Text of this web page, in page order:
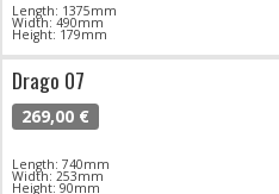
Length: 1375mm
Width: 490mm
Height: 179mm
Drago 07
269,00 €
Length: 740mm
Width: 253mm
Height: 90mm